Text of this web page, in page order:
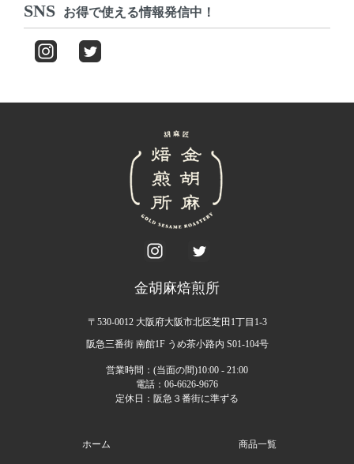
SNS お得で使える情報発信中！
金胡麻焙煎所
〒530-0012 大阪府大阪市北区芝田1丁目1-3
阪急三番街 南館1F うめ茶小路内 S01-104号
営業時間：(当面の間)10:00 - 21:00
電話：06-6626-9676
定休日：阪急３番街に準ずる
ホーム 商品一覧